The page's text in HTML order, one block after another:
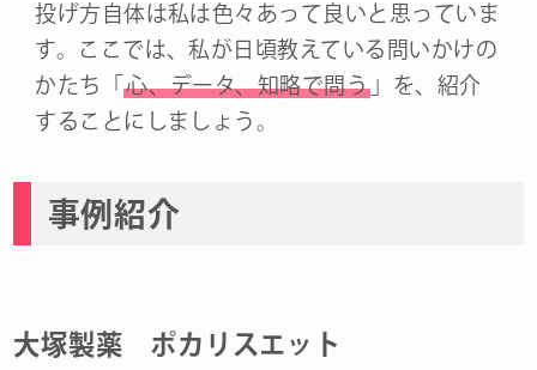
投げ方自体は私は色々あって良いと思っていま
す。ここでは、私が日頃教えている問いかけの
かたち「心、データ、知略で問う 」を、紹介
することにしましょう。
事例紹介
大塚製薬 ポカリスエット